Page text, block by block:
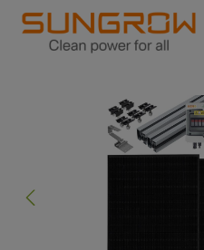
Bildergalerie überspringen